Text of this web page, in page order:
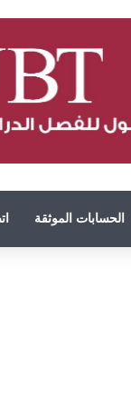
الحسابات الموثقة